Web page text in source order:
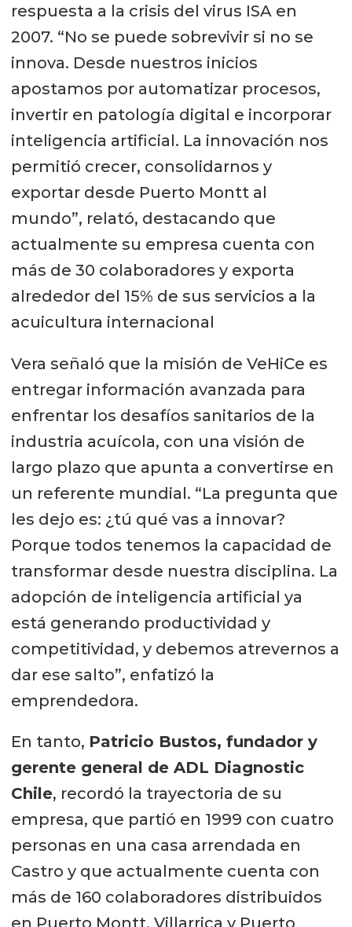
respuesta a la crisis del virus ISA en
2007. “No se puede sobrevivir si no se
innova. Desde nuestros inicios
apostamos por automatizar procesos,
invertir en patología digital e incorporar
inteligencia artificial. La innovación nos
permitió crecer, consolidarnos y
exportar desde Puerto Montt al
mundo”, relató, destacando que
actualmente su empresa cuenta con
más de 30 colaboradores y exporta
alrededor del 15% de sus servicios a la
acuicultura internacional
Vera señaló que la misión de VeHiCe es
entregar información avanzada para
enfrentar los desafíos sanitarios de la
industria acuícola, con una visión de
largo plazo que apunta a convertirse en
un referente mundial. “La pregunta que
les dejo es: ¿tú qué vas a innovar?
Porque todos tenemos la capacidad de
transformar desde nuestra disciplina. La
adopción de inteligencia artificial ya
está generando productividad y
competitividad, y debemos atrevernos a
dar ese salto”, enfatizó la
emprendedora.
En tanto, Patricio Bustos, fundador y
gerente general de ADL Diagnostic
Chile, recordó la trayectoria de su
empresa, que partió en 1999 con cuatro
personas en una casa arrendada en
Castro y que actualmente cuenta con
más de 160 colaboradores distribuidos